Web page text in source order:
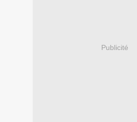
Publicité